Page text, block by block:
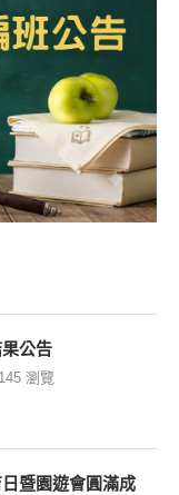
公告
145 瀏覽
暨園遊會圓滿成